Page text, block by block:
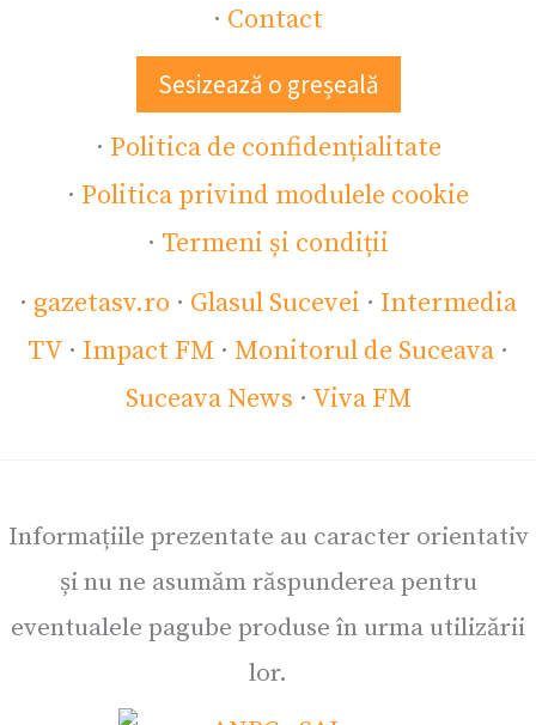
· Contact
Sesizează o greșeală
· Politica de confidențialitate
· Politica privind modulele cookie
· Termeni și condiții
· gazetasv.ro · Glasul Sucevei · Intermedia
TV · Impact FM · Monitorul de Suceava ·
Suceava News · Viva FM
Informațiile prezentate au caracter orientativ
și nu ne asumăm răspunderea pentru
eventualele pagube produse în urma utilizării
lor.